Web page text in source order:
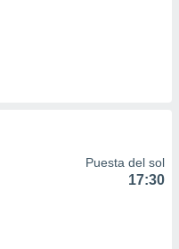
Puesta del sol
17:30